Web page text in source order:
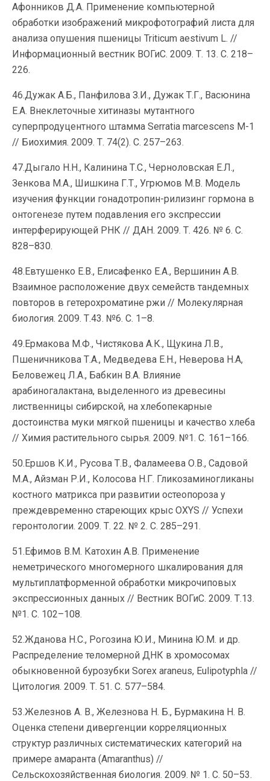
Афонников Д.А. Применение компьютерной
обработки изображений микрофотографий листа для
анализа опушения пшеницы Triticum aestivum L. //
Информационный вестник ВОГиС. 2009. Т. 13. С. 218–
226.
46.Дужак А.Б., Панфилова З.И., Дужак Т.Г., Васюнина
Е.А. Внеклеточные хитиназы мутантного
суперпродуцентного штамма Serratia marcescens M-1
// Биохимия. 2009. Т. 74(2). С. 257–263.
47.Дыгало Н.Н., Калинина Т.С., Черноловская Е.Л.,
Зенкова М.А., Шишкина Г.Т., Угрюмов М.В. Модель
изучения функции гонадотропин-рилизинг гормона в
онтогенезе путем подавления его экспрессии
интерферирующей РНК // ДАН. 2009. Т. 426. № 6. С.
828–830.
48.Евтушенко Е.В., Елисафенко Е.А., Вершинин А.В.
Взаимное расположение двух семейств тандемных
повторов в гетерохроматине ржи // Молекулярная
биология. 2009. Т.43. №6. С. 1–8.
49.Ермакова М.Ф., Чистякова А.К., Щукина Л.В.,
Пшеничникова Т.А., Медведева Е.Н., Неверова Н.А,
Беловежец Л.А., Бабкин В.А. Влияние
арабиногалактана, выделенного из древесины
лиственницы сибирской, на хлебопекарные
достоинства муки мягкой пшеницы и качество хлеба
// Химия растительного сырья. 2009. №1. С. 161–166.
50.Ершов К.И., Русова Т.В., Фаламеева О.В., Садовой
М.А., Айзман Р.И., Колосова Н.Г. Гликозаминогликаны
костного матрикса при развитии остеопороза у
преждевременно стареющих крыс OXYS // Успехи
геронтологии. 2009. Т. 22. № 2. С. 285–291.
51.Ефимов В.М. Катохин А.В. Применение
неметрического многомерного шкалирования для
мультиплатформенной обработки микрочиповых
экспрессионных данных // Вестник ВОГиС. 2009. Т.13.
№1. С. 102–108.
52.Жданова Н.С., Рогозина Ю.И., Минина Ю.М. и др.
Распределение теломерной ДНК в хромосомах
обыкновенной бурозубки Sorex araneus, Eulipotyphla //
Цитология. 2009. Т. 51. С. 577–584.
53.Железнов А. В., Железнова Н. Б., Бурмакина Н. В.
Оценка степени дивергенции корреляционных
структур различных систематических категорий на
примере амаранта (Amaranthus) //
Сельскохозяйственная биология. 2009. № 1. С. 50–53.